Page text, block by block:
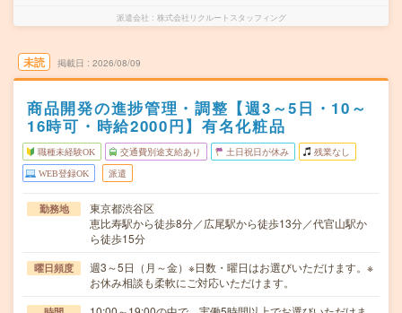
派遣会社 株式会社リクルートスタッフィング
未読 掲載日 2026/08/09
商品開発の進捗管理・調整【週3～5日・10～
16時可・時給2000円】有名化粧品
職種未経験OK 交通費別途支給あり 土日祝日が休み 残業なし
WEB登録OK 派遣
勤務地
東京都渋谷区
恵比寿駅から徒歩8分／広尾駅から徒歩13分／代官山駅か
ら徒歩15分
曜日頻度
週3～5日（月～金）※日数・曜日はお選びいただけます。※
お休み相談も柔軟にご対応いただけます。